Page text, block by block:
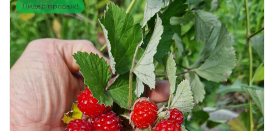
Лидер продаж!